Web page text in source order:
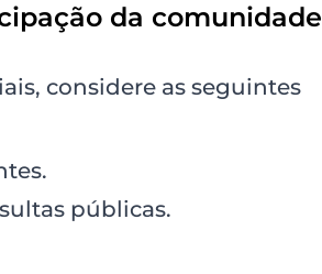
da comunidade
considere as seguintes
públicas.